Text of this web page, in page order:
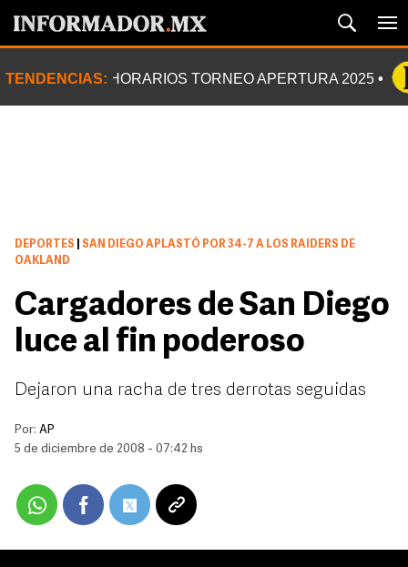
TENDENCIAS: HORARIOS TORNEO APERTURA 2025
DEPORTES
SAN DIEGO APLASTÓ POR 34-7 A LOS RAIDERS DE
OAKLAND
Cargadores de San Diego
luce al fin poderoso
Dejaron una racha de tres derrotas seguidas
Por: AP
5 de diciembre de 2008 - 07:42 hs